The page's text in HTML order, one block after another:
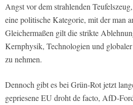
Angst vor dem strahlenden
eine politische Kategorie, mit der man
Gleichermaßen gilt die strikte
Kernphysik, Technologien und
zu nehmen.
Dennoch gibt es bei Grün-Rot jetzt
gepriesene EU droht de facto, AfD-